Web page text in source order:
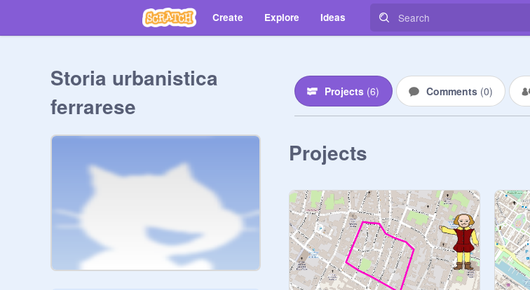
Create Explore Ideas
Storia urbanistica
ferrarese
Projects (6) Comments (0)
Projects